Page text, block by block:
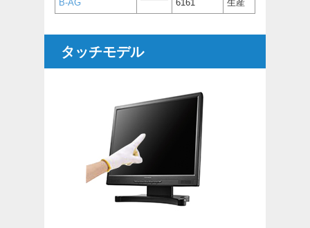
B-AG
6161
生産
タッチモデル